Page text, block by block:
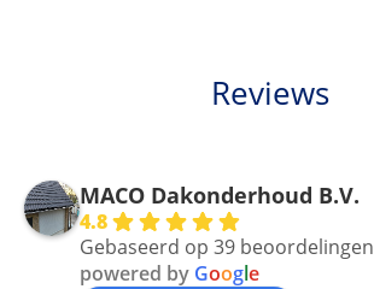
Reviews
MACO Dakonderhoud B.V.
4.8
Gebaseerd op 39 beoordelingen
powered by Google